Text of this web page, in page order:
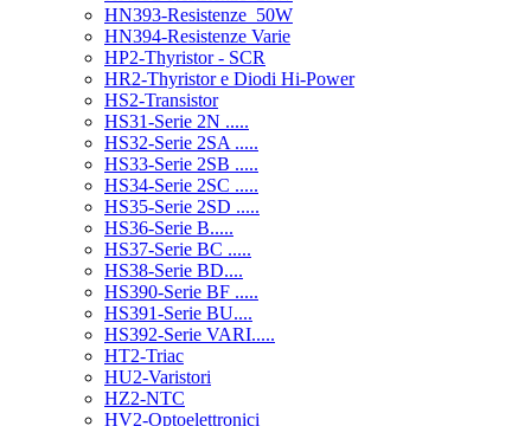
HN393-Resistenze_50W
HN394-Resistenze Varie
HP2-Thyristor - SCR
HR2-Thyristor e Diodi Hi-Power
HS2-Transistor
HS31-Serie 2N .....
HS32-Serie 2SA .....
HS33-Serie 2SB .....
HS34-Serie 2SC .....
HS35-Serie 2SD .....
HS36-Serie B.....
HS37-Serie BC .....
HS38-Serie BD....
HS390-Serie BF .....
HS391-Serie BU....
HS392-Serie VARI.....
HT2-Triac
HU2-Varistori
HZ2-NTC
HV2-Optoelettronici